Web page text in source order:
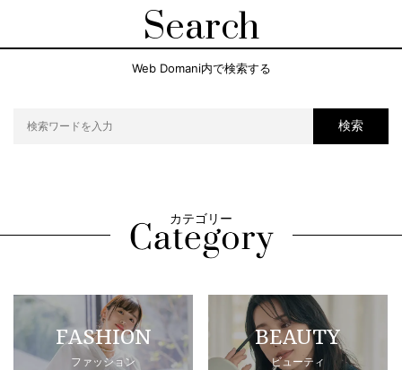
Search
Web Domani内で検索する
検索
カテゴリー
FASHION
ファッション
BEAUTY
ビューティ